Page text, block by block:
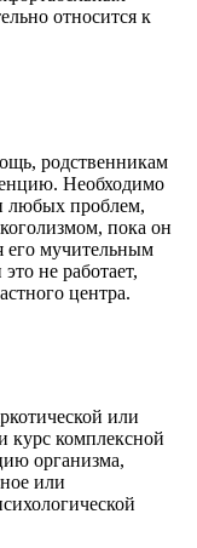
относится к
родственникам
Необходимо
любых проблем,
пока он
его мучительным
не работает,
центра.
или
курс комплексной
организма,
или